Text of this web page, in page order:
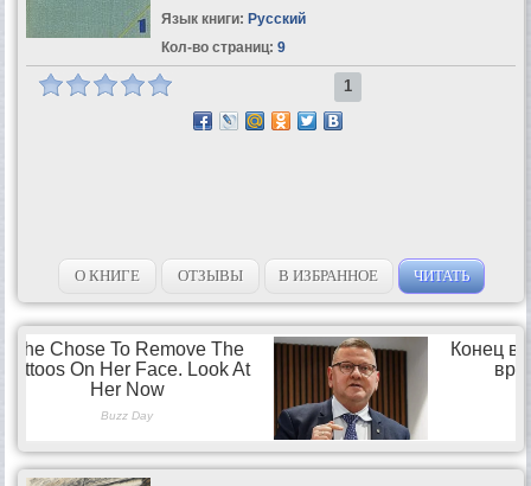
Язык книги: Русский
Кол-во страниц: 9
1
О КНИГЕ ОТЗЫВЫ В ИЗБРАННОЕ ЧИТАТЬ